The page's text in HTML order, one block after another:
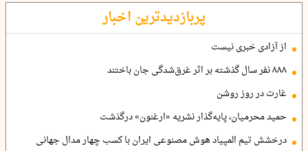
پربازدیدترین اخبار
از آزادی خبری نیست
۸۸۸ نفر سال گذشته بر اثر غرق‌شدگی جان باختند
غارت در روز روشن
حمید محرمیان، پایه‌گذار نشریه «ارغنون» درگذشت
درخشش تیم المپیاد هوش مصنوعی ایران با کسب چهار مدال جهانی